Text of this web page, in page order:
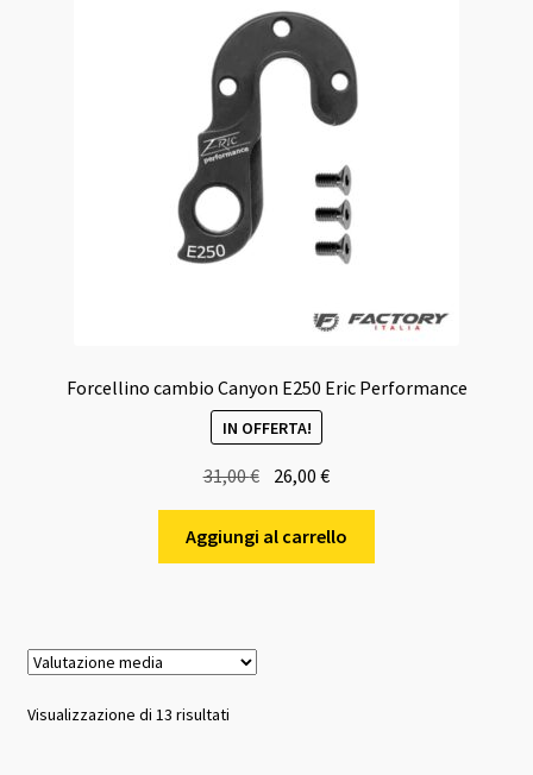
Forcellino cambio Canyon E250 Eric Performance
IN OFFERTA!
31,00€
prezzo
originale
era:
26,00€Il
prezzo
attuale
è:
Aggiungi al carrello
Visualizzazione di 13 risultatiValutazione